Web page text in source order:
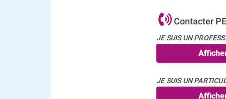
Contacter
JE SUIS UN
JE SUIS UN